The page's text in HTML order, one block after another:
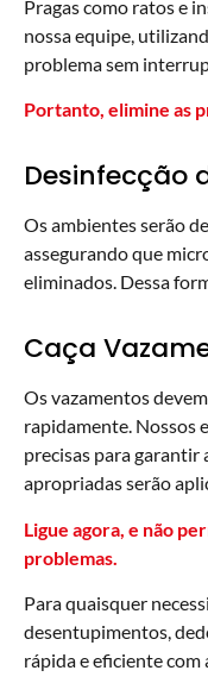
Pragas como ratos e
nossa equipe,
problema sem
Portanto, elimine as
Desinfecção
Os ambientes serão
assegurando que
eliminados. Dessa
Caça
Os vazamentos
rapidamente. Nossos
precisas para garantir
apropriadas serão
Ligue agora, e não
problemas.
Para quaisquer
desentupimentos,
rápida e eficiente com